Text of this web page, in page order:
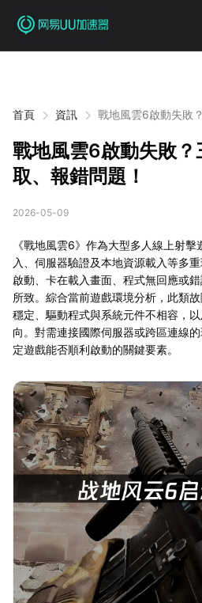
首頁 資訊
戰地風雲6啟動失敗
戰地風雲6啟動失敗？
取、報錯問題！
2026-05-09
《戰地風雲6》作為大型多人線上射
入、伺服器驗證及本地資源載入等多
啟動、卡在載入畫面、程式無回應或
所致。綜合當前遊戲環境分析，此類
穩定、驅動程式與系統元件不相容，
向。對需連接國際伺服器或跨區連線
定遊戲能否順利啟動的關鍵要素。